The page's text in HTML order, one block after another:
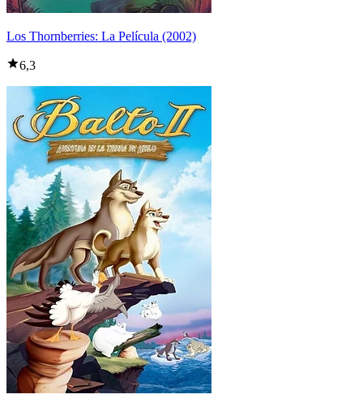
Los Thornberries: La Película (2002)
6,3